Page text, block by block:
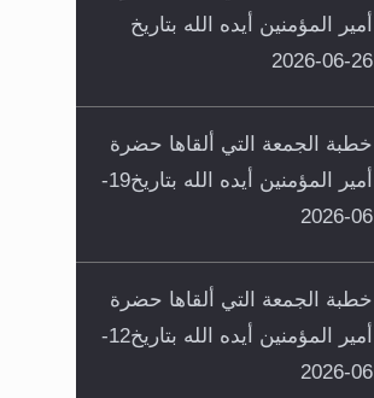
أمير المؤمنين أيده الله بتاريخ
26-06-2026
خطبة الجمعة التي ألقاها حضرة
أمير المؤمنين أيده الله بتاريخ19-
06-2026
خطبة الجمعة التي ألقاها حضرة
أمير المؤمنين أيده الله بتاريخ12-
06-2026